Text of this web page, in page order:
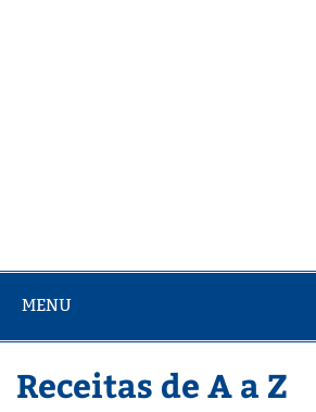
MENU
Receitas de A a Z